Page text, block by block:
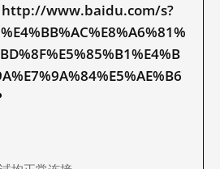
http://www.baidu.com/s?